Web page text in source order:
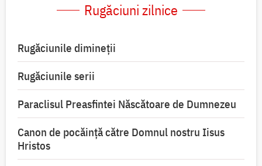
Rugăciuni zilnice
Rugăciunile dimineții
Rugăciunile serii
Paraclisul Preasfintei Născătoare de Dumnezeu
Canon de pocăință către Domnul nostru Iisus
Hristos